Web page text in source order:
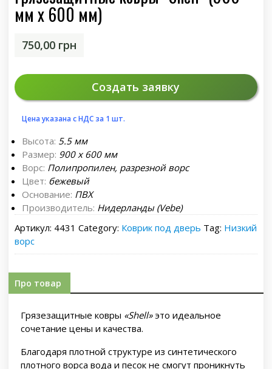
мм х 600 мм)
750,00 грн
Создать заявку
Цена указана с НДС за 1 шт.
Высота: 5.5 мм
Размер: 900 х 600 мм
Ворс: Полипропилен, разрезной ворс
Цвет: бежевый
Основание: ПВХ
Производитель: Нидерланды (Vebe)
Артикул: 4431 Category: Коврик под дверь Tag: Низкий
ворс
Про товар
Грязезащитные ковры «Shell»это идеальное
сочетание цены и качества.
Благодаря плотной структуре из синтетического
плотного ворса вода и песок не смогут проникнуть